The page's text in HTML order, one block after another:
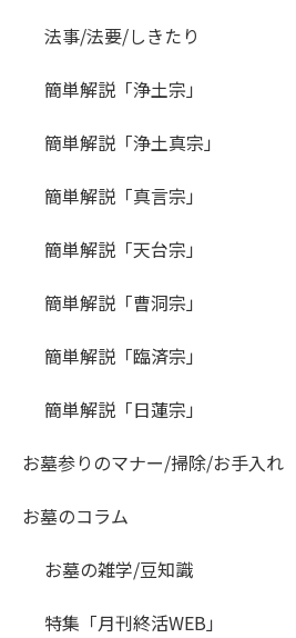
法事/法要/しきたり
簡単解説「浄土宗」
簡単解説「浄土真宗」
簡単解説「真言宗」
簡単解説「天台宗」
簡単解説「曹洞宗」
簡単解説「臨済宗」
簡単解説「日蓮宗」
お墓参りのマナー/掃除/お手入れ
お墓のコラム
お墓の雑学/豆知識
特集「月刊終活WEB」